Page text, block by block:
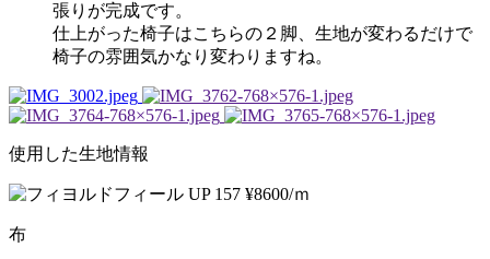
張りが完成です。
仕上がった椅子はこちらの２脚、生地が変わるだけで
椅子の雰囲気かなり変わりますね。
使用した生地情報
布